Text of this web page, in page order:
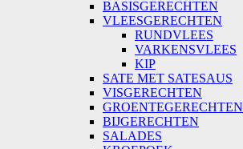
BASISGERECHTEN
VLEESGERECHTEN
RUNDVLEES
VARKENSVLEES
KIP
SATE MET SATESAUS
VISGERECHTEN
GROENTEGERECHTEN
BIJGERECHTEN
SALADES